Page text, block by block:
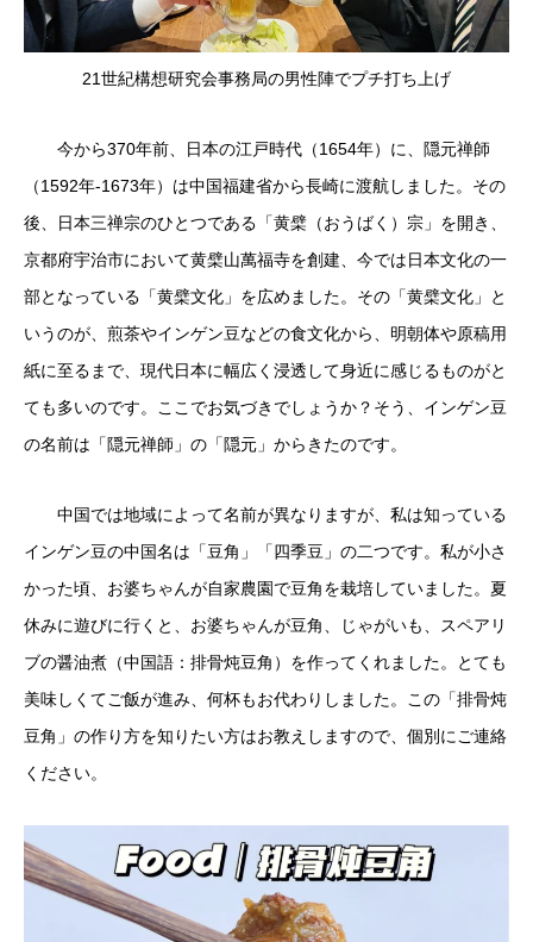
21世紀構想研究会事務局の男性陣でプチ打ち上げ
今から370年前、日本の江戸時代（1654年）に、隠元禅師
（1592年-1673年）は中国福建省から長崎に渡航しました。その
後、日本三禅宗のひとつである「黄檗（おうばく）宗」を開き、
京都府宇治市において黄檗山萬福寺を創建、今では日本文化の一
部となっている「黄檗文化」を広めました。その「黄檗文化」と
いうのが、煎茶やインゲン豆などの食文化から、明朝体や原稿用
紙に至るまで、現代日本に幅広く浸透して身近に感じるものがと
ても多いのです。ここでお気づきでしょうか？そう、インゲン豆
の名前は「隠元禅師」の「隠元」からきたのです。
中国では地域によって名前が異なりますが、私は知っている
インゲン豆の中国名は「豆角」「四季豆」の二つです。私が小さ
かった頃、お婆ちゃんが自家農園で豆角を栽培していました。夏
休みに遊びに行くと、お婆ちゃんが豆角、じゃがいも、スペアリ
ブの醤油煮（中国語：排骨炖豆角）を作ってくれました。とても
美味しくてご飯が進み、何杯もお代わりしました。この「排骨炖
豆角」の作り方を知りたい方はお教えしますので、個別にご連絡
ください。